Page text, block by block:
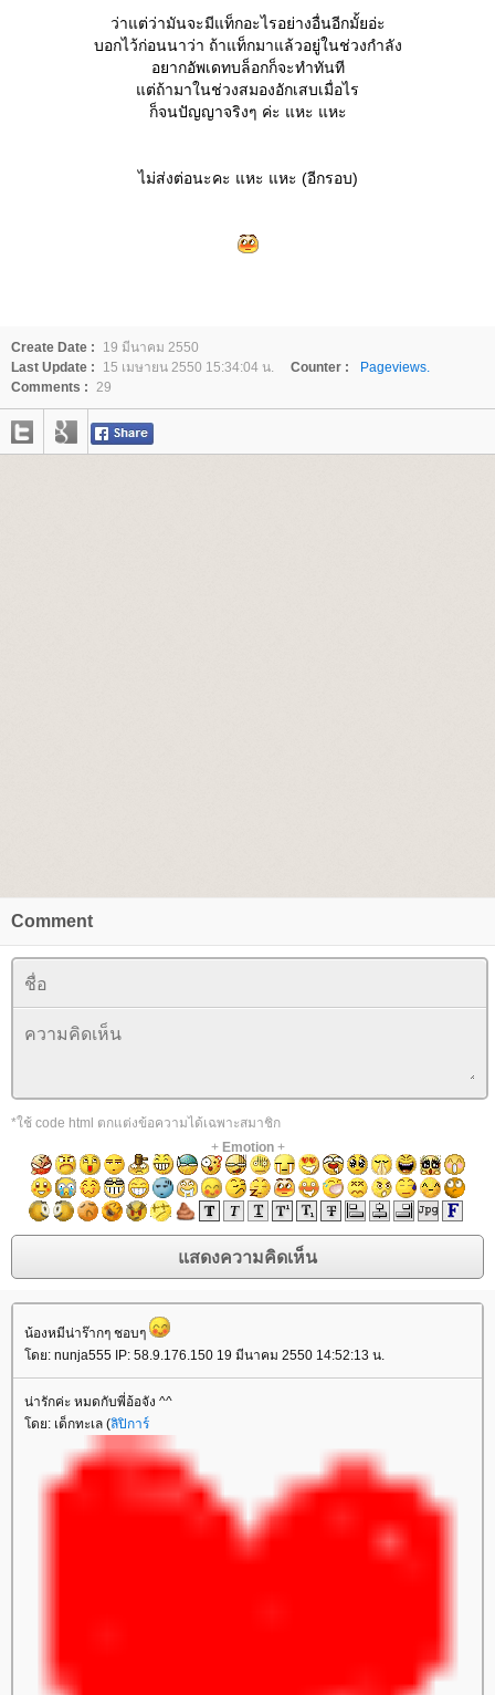
ว่าแต่ว่ามันจะมีแท็กอะไรอย่างอื่นอีกมั้ยอ่ะ
บอกไว้ก่อนนาว่า ถ้าแท็กมาแล้วอยู่ในช่วงกำลัง
อยากอัพเดทบล็อกก็จะทำทันที
ต่ถ้ามาในช่วงสมองอักเสบเมื่อไร
ก็จนปัญญาจริงๆ ค่ะ แหะ แหะ
ไม่ส่งต่อนะคะ แหะ แหะ (อีกรอบ)
Create Date :
19 มีนาคม 2550
Last Update :
15 เมษายน 2550 15:34:04 น. Counter :
Pageviews.
Comments : 29
Comment
*ใช้ code html ตกแต่งข้อความได้เฉพาะสมาชิก
+ Emotion+
น้องหมีน่าร๊ากๆ ชอบๆ
ดย: nunja555 IP: 58.9.176.150 19 มีนาคม 2550 14:52:13 น.
น่ารักค่ะ หมดกับพี่อ้อจัง ^^
ดย: เด็กทะเล (ลิปิการ์